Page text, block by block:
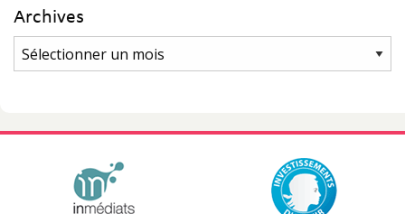
Archives
Archives